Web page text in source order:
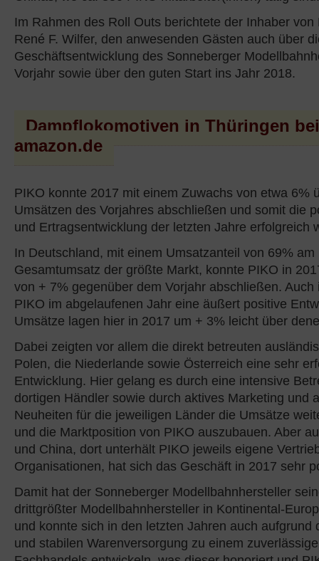
Im Rahmen des Roll Outs berichtete der Inhaber von
René F. Wilfer, den anwesenden Gästen auch über
Geschäftsentwicklung des Sonneberger
Vorjahr sowie über den guten Start ins Jahr 2018.
Dampflokomotiven in Thüringen bei
amazon.de
PIKO konnte 2017 mit einem Zuwachs von etwa 6%
Umsätzen des Vorjahres abschließen und somit die
und Ertragsentwicklung der letzten Jahre erfolgreich
In Deutschland, mit einem Umsatzanteil von 69% am
Gesamtumsatz der größte Markt, konnte PIKO in
von + 7% gegenüber dem Vorjahr abschließen. Auch
PIKO im abgelaufenen Jahr eine äußert positive
Umsätze lagen hier in 2017 um + 3% leicht über
Dabei zeigten vor allem die direkt betreuten
Polen, die Niederlande sowie Österreich eine sehr
Entwicklung. Hier gelang es durch eine intensive
dortigen Händler sowie durch aktives Marketing und
Neuheiten für die jeweiligen Länder die Umsätze
und die Marktposition von PIKO auszubauen. Aber
und China, dort unterhält PIKO jeweils eigene
Organisationen, hat sich das Geschäft in 2017 sehr
Damit hat der Sonneberger Modellbahnhersteller
drittgrößter Modellbahnhersteller in Kontinental-
und konnte sich in den letzten Jahren auch aufgrund
und stabilen Warenversorgung zu einem